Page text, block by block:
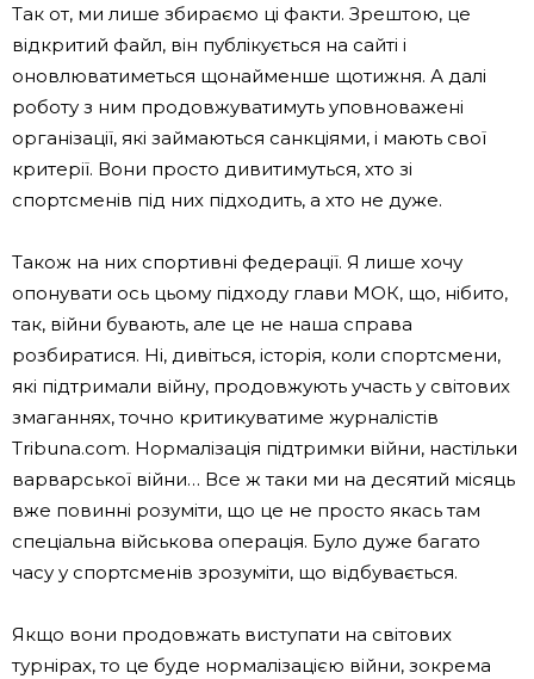
Так от, ми лише збираємо ці факти. Зрештою, це
відкритий файл, він публікується на сайті і
оновлюватиметься щонайменше щотижня. А далі
роботу з ним продовжуватимуть уповноважені
організації, які займаються санкціями, і мають свої
критерії. Вони просто дивитимуться, хто зі
спортсменів під них підходить, а хто не дуже.
Також на них спортивні федерації. Я лише хочу
опонувати ось цьому підходу глави МОК, що, нібито,
так, війни бувають, але це не наша справа
розбиратися. Ні, дивіться, історія, коли спортсмени,
які підтримали війну, продовжують участь у світових
змаганнях, точно критикуватиме журналістів
Tribuna.com. Нормалізація підтримки війни, настільки
варварської війни… Все ж таки ми на десятий місяць
вже повинні розуміти, що це не просто якась там
спеціальна військова операція. Було дуже багато
часу у спортсменів зрозуміти, що відбувається.
Якщо вони продовжать виступати на світових
турнірах, то це буде нормалізацією війни, зокрема